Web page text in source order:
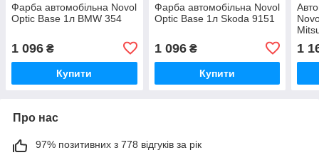
Фарба автомобільна Novol
Optic Base 1л BMW 354
1 096 ₴
Купити
Фарба автомобільна Novol
Optic Base 1л Skoda 9151
1 096₴
Купити
1
Про нас
97% позитивних з 778 відгуків за рік